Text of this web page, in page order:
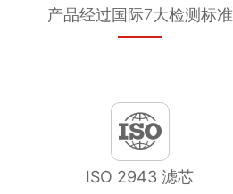
产品经过国际7大检测标准
ISO 2943 滤芯